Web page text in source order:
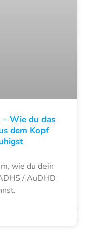
Wie du das
dem Kopf
wie du dein
/ AuDHD